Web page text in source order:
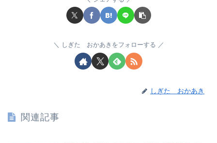
しぎた おかあきをフォローする
しぎた おかあき
関連記事